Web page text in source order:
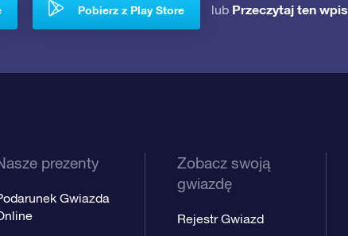
Pobierz z Play Store lub Przeczytaj ten wpis
prezenty
Gwiazda
Zobacz swoją
gwiazdę
Rejestr Gwiazd